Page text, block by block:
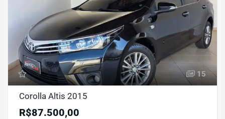
15
Corolla Altis 2015
R$87.500,00